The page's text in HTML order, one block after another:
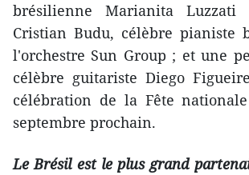
brésilienne Marianita
Cristian Budu, célèbre pianiste
l'orchestre Sun Group ; et une
célèbre guitariste Diego
célébration de la Fête
septembre prochain.
Le Brésil est le plus grand